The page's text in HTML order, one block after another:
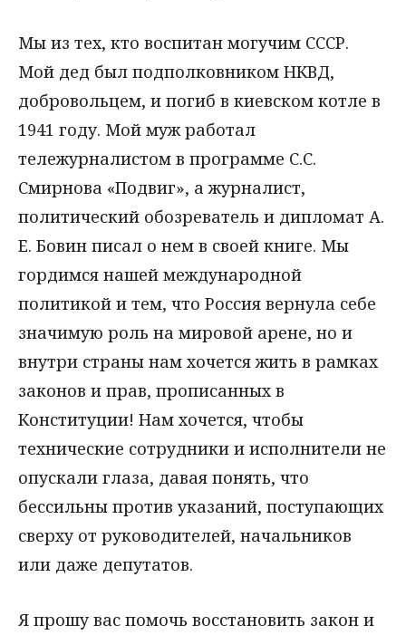
Мы из тех, кто воспитан могучим СССР.
Мой дед был подполковником НКВД,
добровольцем, и погиб в киевском котле в
1941 году. Мой муж работал
тележурналистом в программе С.С.
Смирнова «Подвиг», а журналист,
политический обозреватель и дипломат А.
Е. Бовин писал о нем в своей книге. Мы
гордимся нашей международной
политикой и тем, что Россия вернула себе
значимую роль на мировой арене, но и
внутри страны нам хочется жить в рамках
законов и прав, прописанных в
Конституции! Нам хочется, чтобы
технические сотрудники и исполнители не
опускали глаза, давая понять, что
бессильны против указаний, поступающих
сверху от руководителей, начальников
или даже депутатов.
Я прошу вас помочь восстановить закон и